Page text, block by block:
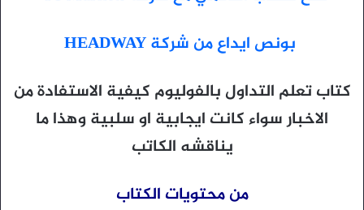
بونص ايداع من شركة HEADWAY
كتاب تعلم التداول بالفوليوم كيفية الاستفادة من
الاخبار سواء كانت ايجابية او سلبية وهذا ما
يناقشه الكاتب
من محتويات الكتاب